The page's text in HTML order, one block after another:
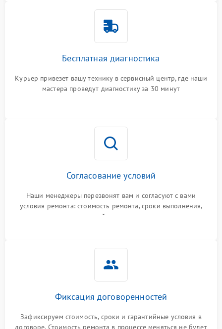
Бесплатная диагностика
Курьер привезет вашу технику в сервисный центр, где наши
мастера проведут диагностику за 30 минут
Согласование условий
Наши менеджеры перезвонят вам и согласуют с вами
условия ремонта: стоимость ремонта, сроки выполнения,
гарантийные условия
Фиксация договоренностей
Зафиксируем стоимость, сроки и гарантийные условия в
договоре. Стоимость ремонта в процессе меняться не будет